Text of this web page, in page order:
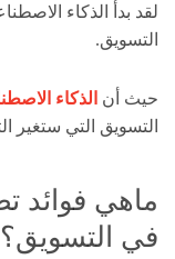
لقد بدأ الذكاء
التسويق.
حيث أن الذكاء
التسويق التي ستغير
ماهي فوائد
في التسويق؟